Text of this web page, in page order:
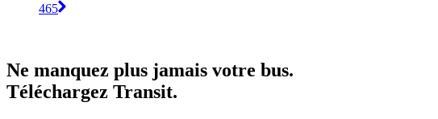
465
Ne manquez plus jamais votre bus.
Téléchargez Transit.